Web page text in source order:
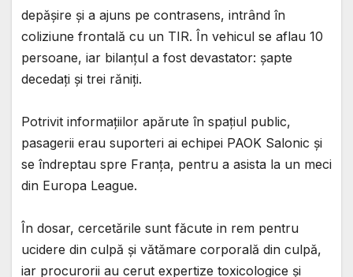
depășire și a ajuns pe contrasens, intrând în
coliziune frontală cu un TIR. În vehicul se aflau 10
persoane, iar bilanțul a fost devastator: șapte
decedați și trei răniți.
Potrivit informațiilor apărute în spațiul public,
pasagerii erau suporteri ai echipei PAOK Salonic și
se îndreptau spre Franța, pentru a asista la un meci
din Europa League.
În dosar, cercetările sunt făcute in rem pentru
ucidere din culpă și vătămare corporală din culpă,
iar procurorii au cerut expertize toxicologice și